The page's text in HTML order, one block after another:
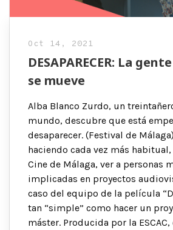
Oct 14, 2021
DESAPARECER: La
se mueve
Alba Blanco Zurdo, un
mundo, descubre que está
desaparecer. (Festival de
haciendo cada vez más
Cine de Málaga, ver a personas
implicadas en proyectos
caso del equipo de la película
tan “simple” como hacer un
máster. Producida por la